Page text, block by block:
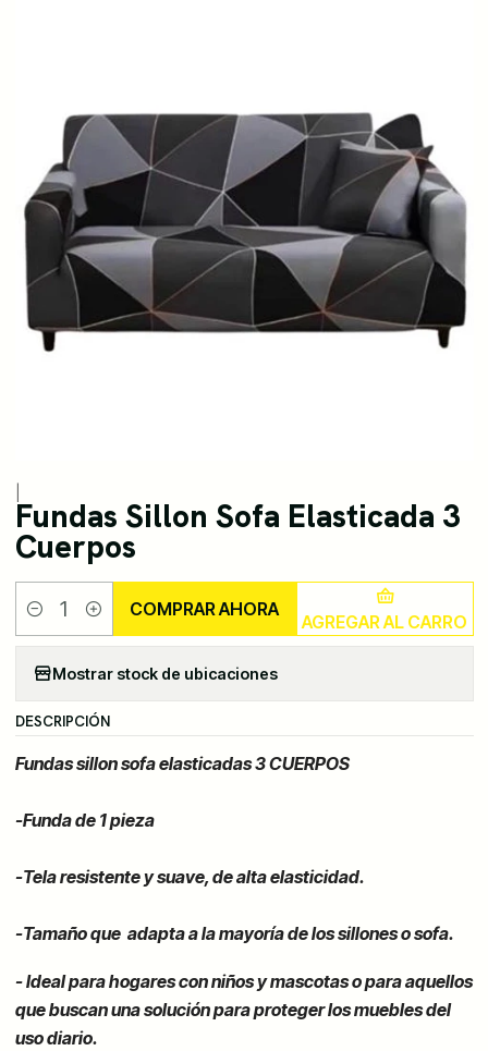
Fundas Sillon Sofa Elasticada 3
Cuerpos
Cantidad AGREGAR AL CARRO
COMPRAR AHORA
Mostrar stock de ubicaciones
DESCRIPCIÓN
Fundas sillon sofa elasticadas 3 CUERPOS
-Funda de 1 pieza
-Tela resistente y suave, de alta elasticidad.
-Tamaño que adapta a la mayoría de los sillones o sofa.
-Ideal para hogares con niños y mascotas o para aquellos
que buscan una solución para proteger los muebles del
uso diario.